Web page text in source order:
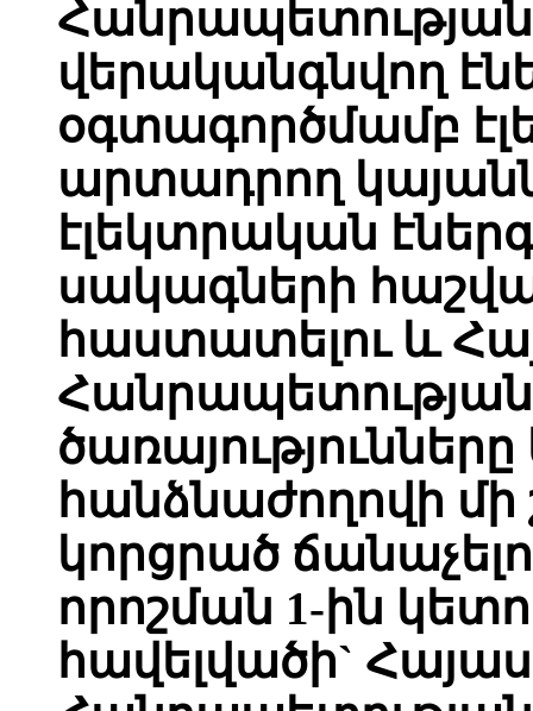
վերականգնվող
օգտագործմամբ
արտադրող
էլեկտրական
սակագների
հաստատելու և
հանձնաժողովի մի
կորցրած
որոշման 1-ին
հավելվածի`